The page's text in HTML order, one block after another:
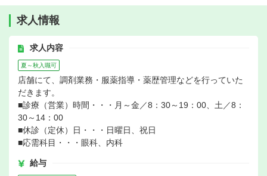
求人情報
求人内容
夏～秋入職可
店舗にて、調剤業務・服薬指導・薬歴管理などを行っていた
だきます。
■診療（営業）時間・・・月～金／8：30～19：00、土／8：
30～14：00
■休診（定休）日・・・日曜日、祝日
■応需科目・・・眼科、内科
給与